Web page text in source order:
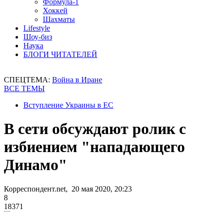
Формула-1
Хоккей
Шахматы
Lifestyle
Шоу-биз
Наука
БЛОГИ ЧИТАТЕЛЕЙ
СПЕЦТЕМА: Война в Иране
ВСЕ ТЕМЫ
Вступление Украины в ЕС
В сети обсуждают ролик с
избиением "нападающего
Динамо"
Корреспондент.net, 20 мая 2020, 20:23
8
18371